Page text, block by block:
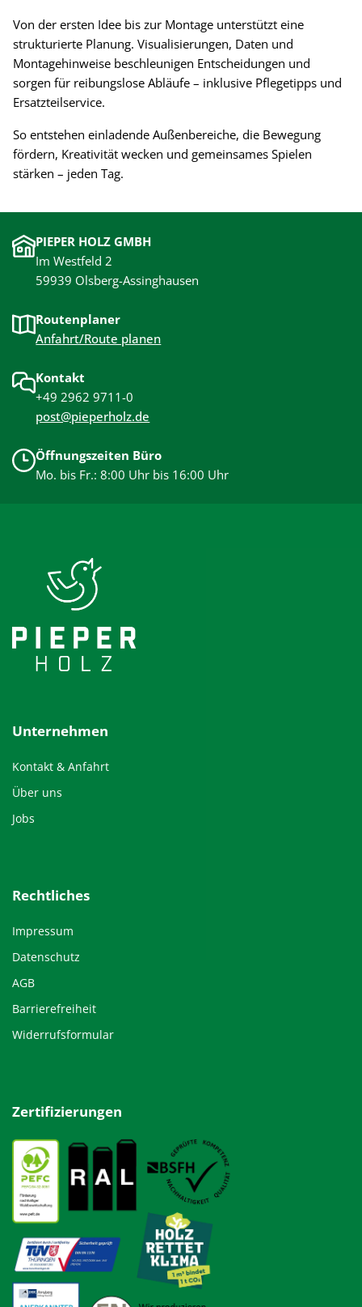
Von der ersten Idee bis zur Montage unterstützt eine
strukturierte Planung. Visualisierungen, Daten und
Montagehinweise beschleunigen Entscheidungen und
sorgen für reibungslose Abläufe – inklusive Pflegetipps und
Ersatzteilservice.
So entstehen einladende Außenbereiche, die Bewegung
fördern, Kreativität wecken und gemeinsames Spielen
stärken – jeden Tag.
PIEPER HOLZ GMBH
Im Westfeld 2
59939 Olsberg-Assinghausen
Routenplaner
Anfahrt/Route planen
Kontakt
+49 2962 9711-0
post@pieperholz.de
Öffnungszeiten Büro
Mo. bis Fr.: 8:00 Uhr bis 16:00 Uhr
Unternehmen
Kontakt & Anfahrt
Über uns
Jobs
Rechtliches
Impressum
Datenschutz
AGB
Barrierefreiheit
Widerrufsformular
Zertifizierungen